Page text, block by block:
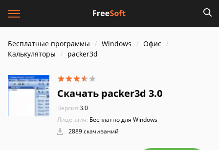
Бесплатные программы Windows
Офис
Калькуляторы
packer3d
Скачать packer3d 3.0
Версия:3.0
Лицензия: Бесплатно для Windows
2889 скачиваний